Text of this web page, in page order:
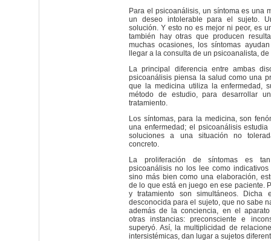
Para el psicoanálisis, un síntoma es una
un deseo intolerable para el sujeto.
solución. Y esto no es mejor ni peor, es
también hay otras que producen
muchas ocasiones, los síntomas
llegar a la consulta de un psicoanalista,
La principal diferencia entre ambas
psicoanálisis piensa la salud como una
que la medicina utiliza la enfermedad,
método de estudio, para desarrollar
tratamiento.
Los síntomas, para la medicina, son
una enfermedad; el psicoanálisis
soluciones a una situación no
concreto.
La proliferación de síntomas es
psicoanálisis no los lee como
sino más bien como una elaboración,
de lo que está en juego en ese paciente.
y tratamiento son simultáneos. Dicha
desconocida para el sujeto, que no sabe
además de la conciencia, en el
otras instancias: preconsciente e
superyó. Así, la multiplicidad de
intersistémicas, dan lugar a sujetos